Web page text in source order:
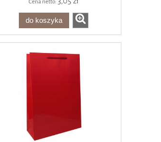
do koszyka